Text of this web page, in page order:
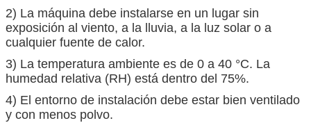
2) La máquina debe instalarse en un lugar sin
exposición al viento, a la lluvia, a la luz solar o a
cualquier fuente de calor.
3) La temperatura ambiente es de 0 a 40 °C. La
humedad relativa (RH) está dentro del 75%.
4) El entorno de instalación debe estar bien ventilado
y con menos polvo.